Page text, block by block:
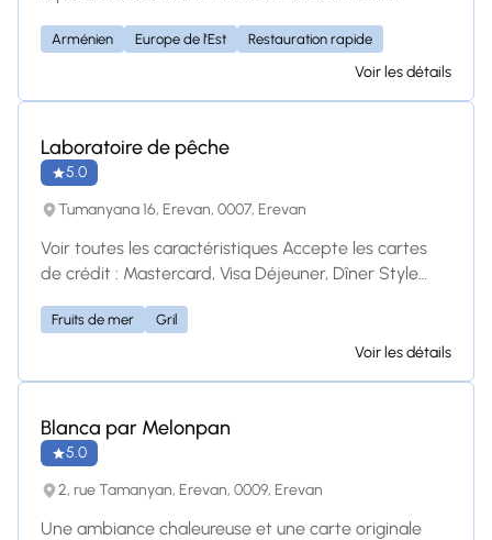
dans le shawarma savoureux, le barbecue juteux, les
brochettes fraîches et une variété de délicieuses
vous preniez un plat à emporter ou que vous
commandiez une livraison, Food Stop vous propose
goût prononcé. Parfait pour les voyageurs, les locaux
et les amateurs de cuisine en déplacement !
Arménien Europe de l'Est Restauration rapide
Voir les détails
Laboratoire de pêche
5.0
Tumanyana 16, Erevan, 0007, Erevan
Voir toutes les caractéristiques Accepte les cartes
de crédit : Mastercard, Visa Déjeuner, Dîner Style
16, Yerevan 0007 Armenia Street Parking Ce
restaurant sert-il principalement une cuisine saine ?
Fruits de mer Gril
Voir les détails
Blanca par Melonpan
5.0
2, rue Tamanyan, Erevan, 0009, Erevan
Une ambiance chaleureuse et une carte originale